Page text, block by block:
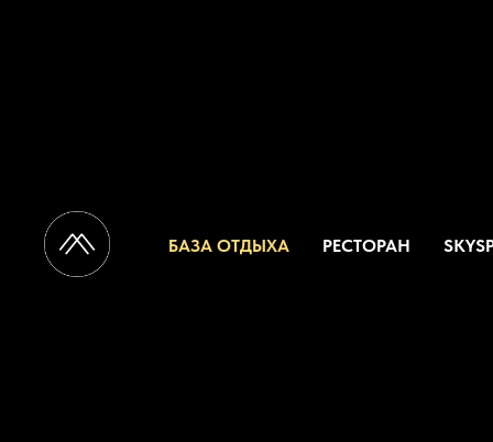
БАЗА ОТДЫХА РЕСТОРАН